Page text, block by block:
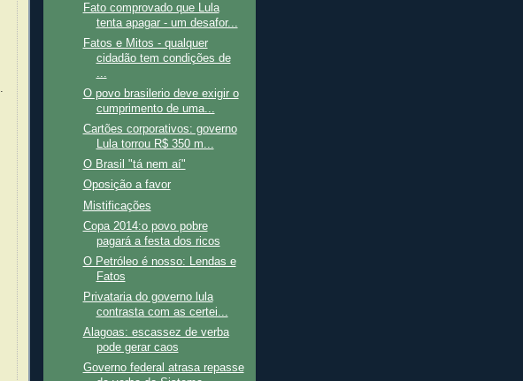
Fato comprovado que Lula
tenta apagar - um desafor...
Fatos e Mitos - qualquer
cidadão tem condições de
...
O povo brasilerio deve exigir o
cumprimento de uma...
Cartões corporativos: governo
Lula torrou R$ 350 m...
O Brasil "tá nem aí"
Oposição a favor
Mistificações
Copa 2014:o povo pobre
pagará a festa dos ricos
O Petróleo é nosso: Lendas e
Fatos
Privataria do governo lula
contrasta com as certei...
Alagoas: escassez de verba
pode gerar caos
Governo federal atrasa repasse